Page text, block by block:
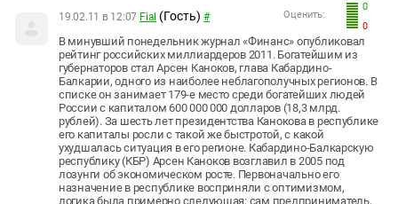
0
0
Оценить:
19.02.11 в 12:07 Fial (Гость) #
В минувший понедельник журнал «Финанс» опубликовал
рейтинг российских миллиардеров 2011. Богатейшим из
губернаторов стал Арсен Каноков, глава Кабардино-
Балкарии, одного из наиболее неблагополучных регионов. В
списке он занимает 179-е место среди богатейших людей
России с капиталом 600 000 000 долларов (18,3 млрд.
рублей). За шесть лет президентства Канокова в республике
его капиталы росли с такой же быстротой, с какой
ухудшалась ситуация в его регионе. Кабардино-Балкарскую
республику (КБР) Арсен Каноков возглавил в 2005 под
лозунги об экономическом росте. Первоначально его
назначение в республике восприняли с оптимизмом,
логика была примерно следующая: сам предприниматель,